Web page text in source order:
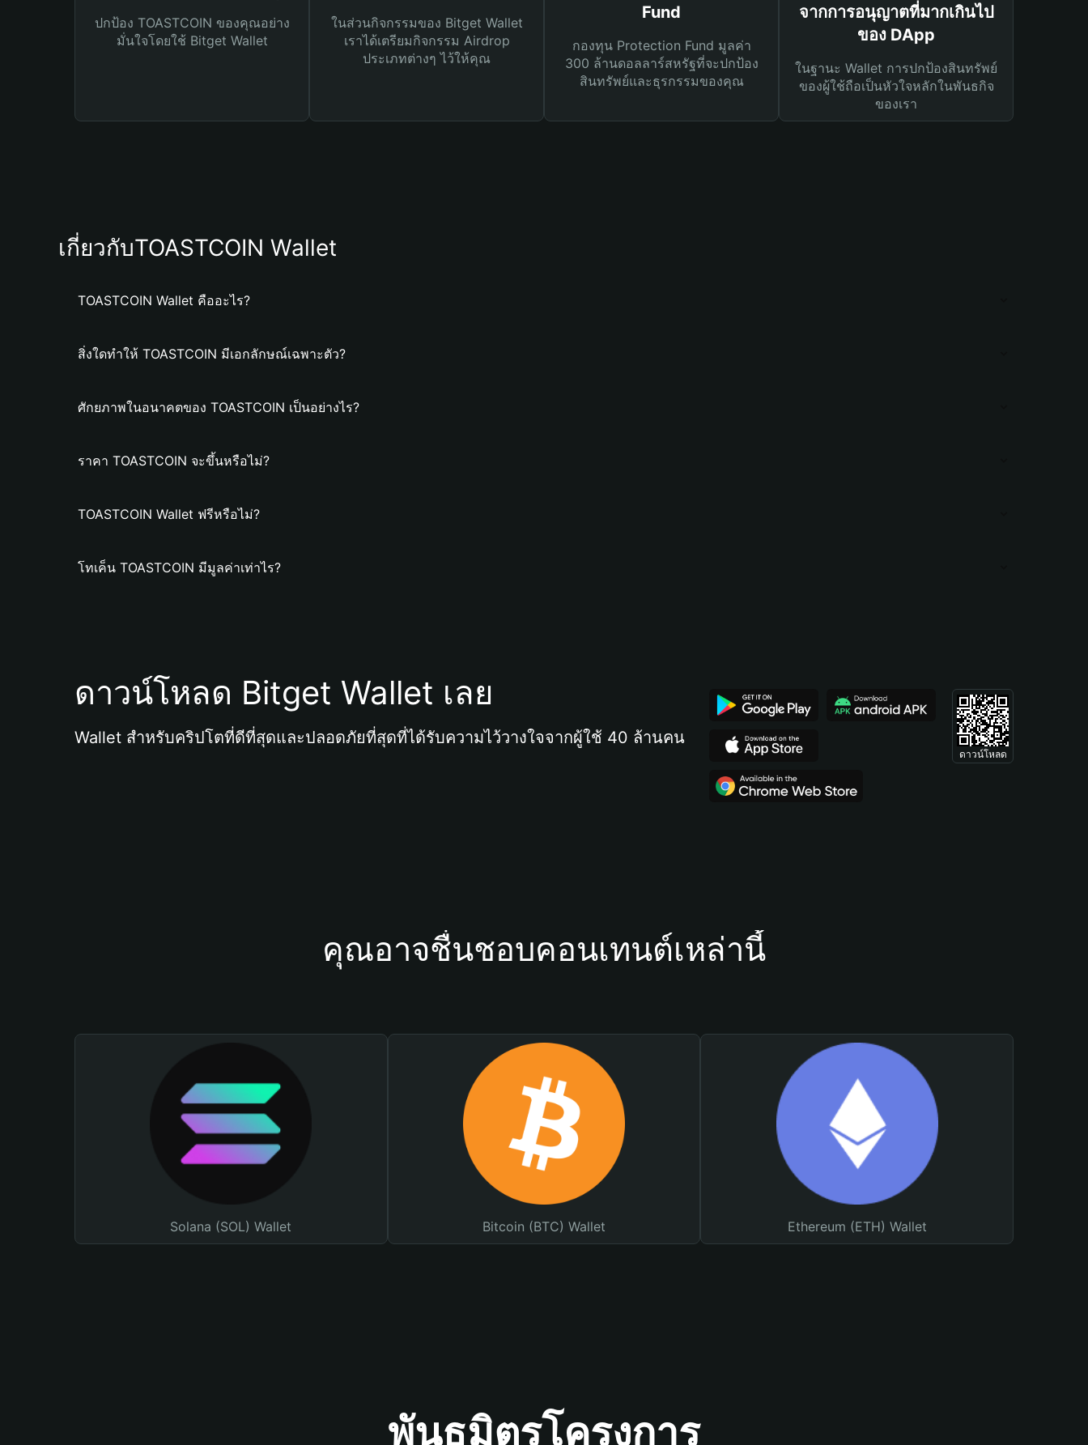
ปกป้อง TOASTCOIN ของคุณอย่าง
มั่นใจโดยใช้ Bitget Wallet
ในส่วนกิจกรรมของ Bitget Wallet
เราได้เตรียมกิจกรรม Airdrop
ประเภทต่างๆ ไว้ให้คุณ
Fund
กองทุน Protection Fund มูลค่า
300 ล้านดอลลาร์สหรัฐที่จะปกป้อง
สินทรัพย์และธุรกรรมของคุณ
จากการอนุญาตที่มากเกินไป
ของ DApp
ในฐานะ Wallet การปกป้องสินทรัพย์
ของผู้ใช้ถือเป็นหัวใจหลักในพันธกิจ
ของเรา
เกี่ยวกับTOASTCOIN Wallet
TOASTCOIN Wallet คืออะไร?
สิ่งใดทำให้ TOASTCOIN มีเอกลักษณ์เฉพาะตัว?
ศักยภาพในอนาคตของ TOASTCOIN เป็นอย่างไร?
ราคา TOASTCOIN จะขึ้นหรือไม่?
TOASTCOIN Wallet ฟรีหรือไม่?
โทเค็น TOASTCOIN มีมูลค่าเท่าไร?
ดาวน์โหลด Bitget Wallet เลย
Wallet สำหรับคริปโตที่ดีที่สุดและปลอดภัยที่สุดที่ได้รับความไว้วางใจจากผู้ใช้ 40 ล้านคน
ดาวน์โหลด
คุณอาจชื่นชอบคอนเทนต์เหล่านี้
Solana (SOL) Wallet Bitcoin (BTC) Wallet Ethereum (ETH) Wallet
พันธมิตรโครงการ